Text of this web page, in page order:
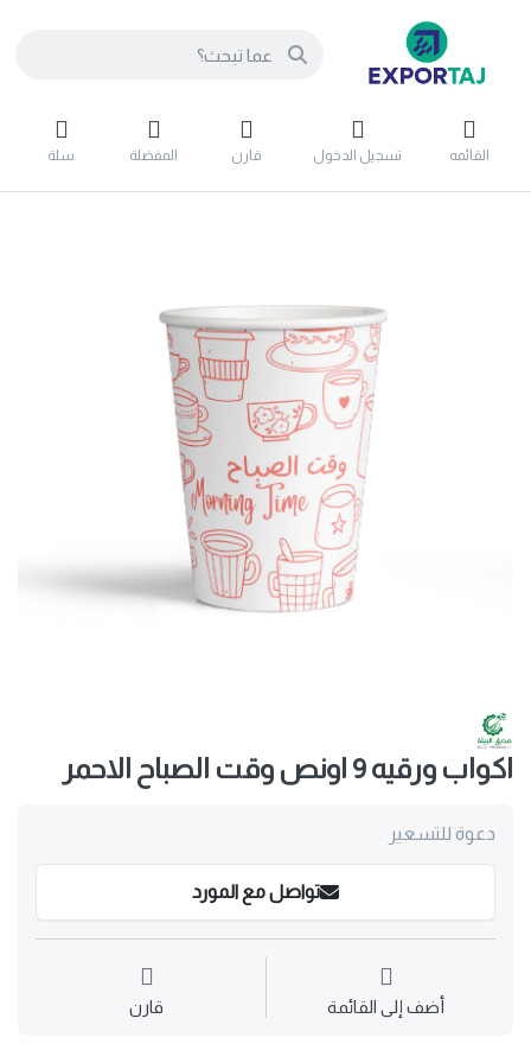
القائمه تسجيل الدخول قارن المفضلة سلة
اكواب ورقيه 9 اونص وقت الصباح الاحمر
دعوة للتسعير
تواصل مع المورد
أضف إلى القائمة قارن